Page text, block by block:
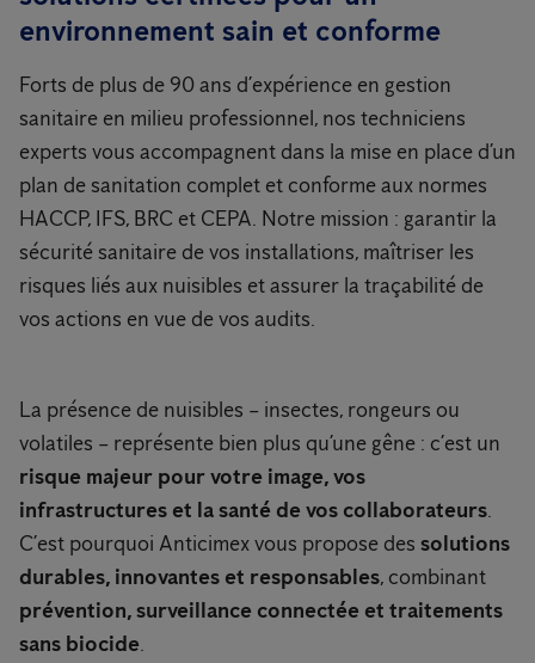
environnement sain et conforme
Forts de plus de 90 ans d’expérience en gestion
sanitaire en milieu professionnel, nos techniciens
experts vous accompagnent dans la mise en place d’un
plan de sanitation complet et conforme aux normes
HACCP, IFS, BRC et CEPA. Notre mission : garantir la
sécurité sanitaire de vos installations, maîtriser les
risques liés aux nuisibles et assurer la traçabilité de
vos actions en vue de vos audits.
La présence de nuisibles – insectes, rongeurs ou
volatiles – représente bien plus qu’une gêne : c’est un
risque majeur pour votre image, vos
infrastructures et la santé de vos collaborateurs.
C’est pourquoi Anticimex vous propose des solutions
durables, innovantes et responsables, combinant
prévention, surveillance connectée et traitements
sans biocide.